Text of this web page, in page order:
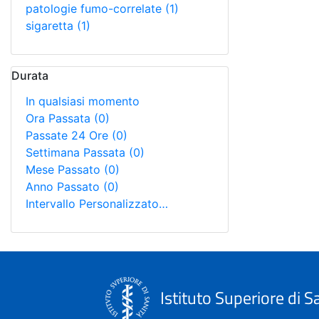
patologie fumo-correlate (1)
sigaretta (1)
Durata
In qualsiasi momento
Ora Passata (0)
Passate 24 Ore (0)
Settimana Passata (0)
Mese Passato (0)
Anno Passato (0)
Intervallo Personalizzato…
Istituto Superiore di